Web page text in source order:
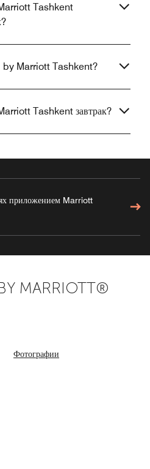
Tashkent
by Marriott Tashkent?
Tashkent завтрак?
приложением Marriott
MARRIOTT®
Фотографии